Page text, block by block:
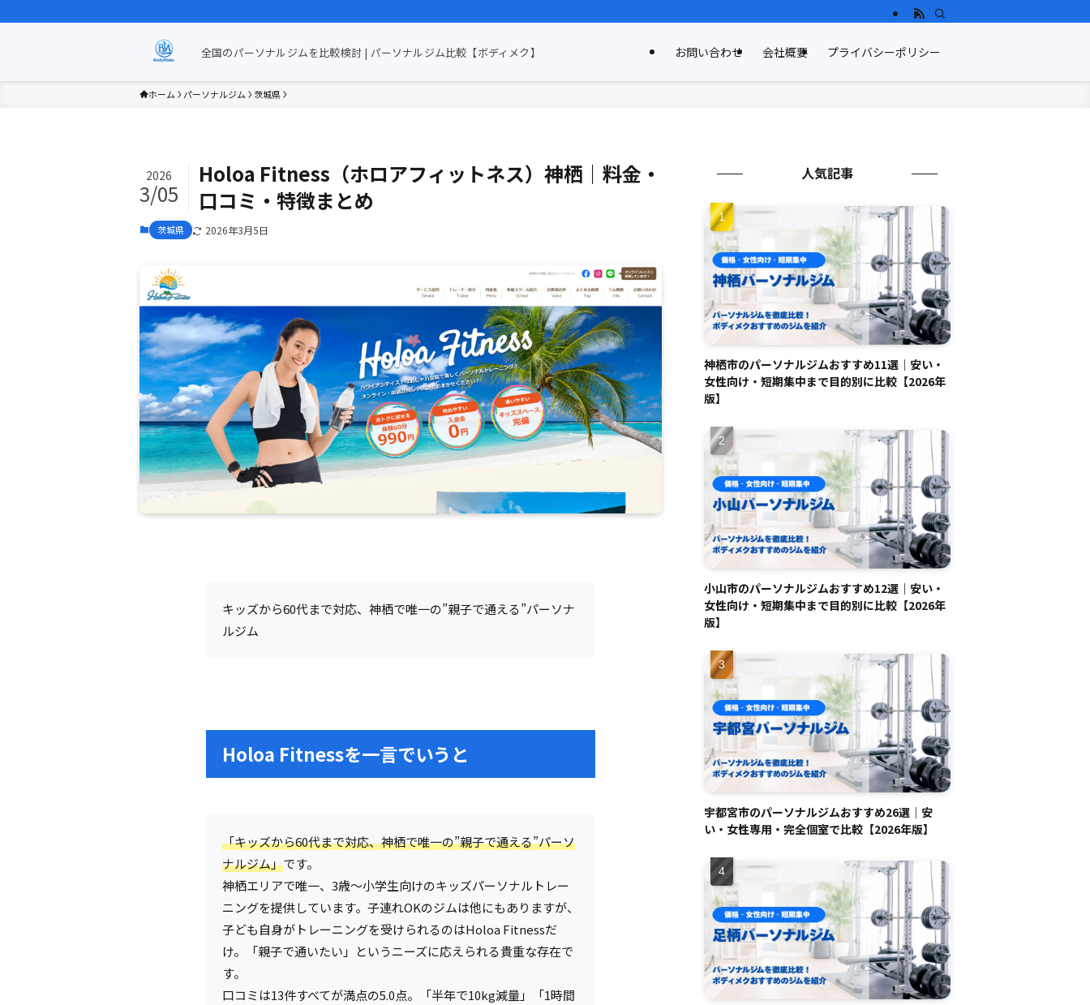
全国のパーソナルジムを比較検討 | パーソナルジム比較【ボディメク】 お問い合わせ 会社概要 プライバシーポリシー
ホーム パーソナルジム 茨城県
Holoa Fitness（ホロアフィットネス）神栖｜料金・
口コミ・特徴まとめ
2026
3/05
茨城県 2026年3月5日
キッズから60代まで対応、神栖で唯一の”親子で通える”パーソナ
ルジム
Holoa Fitnessを一言でいうと
「キッズから60代まで対応、神栖で唯一の”親子で通える”パーソ
ナルジム」です。
神栖エリアで唯一、3歳〜小学生向けのキッズパーソナルトレー
ニングを提供しています。子連れOKのジムは他にもありますが、
子ども自身がトレーニングを受けられるのはHoloa Fitnessだ
け。「親子で通いたい」というニーズに応えられる貴重な存在で
す。
口コミは13件すべてが満点の5.0点。「半年で10kg減量」「1時間
人気記事
神栖市のパーソナルジムおすすめ11選｜安い・
女性向け・短期集中まで目的別に比較【2026年
版】
小山市のパーソナルジムおすすめ12選｜安い・
女性向け・短期集中まで目的別に比較【2026年
版】
宇都宮市のパーソナルジムおすすめ26選｜安
い・女性専用・完全個室で比較【2026年版】